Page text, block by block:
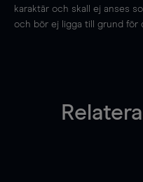
karaktär och skall ej anses
och bör ej ligga till grund för